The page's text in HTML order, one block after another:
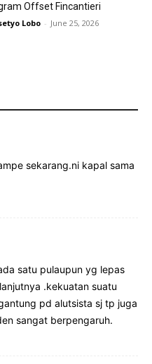
Offset Fincantieri
Lobo - June 25, 2026
sekarang.ni kapal sama
satu pulaupun yg lepas
.kekuatan suatu
pd alutsista sj tp juga
sangat berpengaruh.